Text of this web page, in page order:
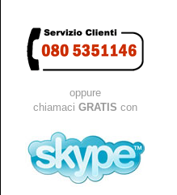
oppure
chiamaci GRATIS con